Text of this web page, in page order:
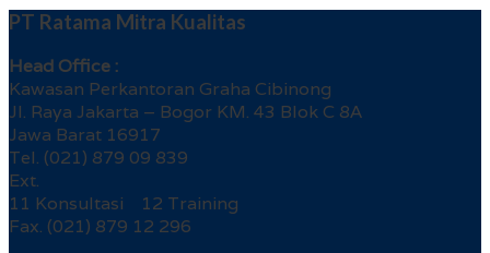
PT Ratama Mitra Kualitas
Head Office :
Kawasan Perkantoran Graha Cibinong
Jl. Raya Jakarta – Bogor KM. 43 Blok C 8A
Jawa Barat 16917
Tel. (021) 879 09 839
Ext.
11 Konsultasi 12 Training
Fax. (021) 879 12 296